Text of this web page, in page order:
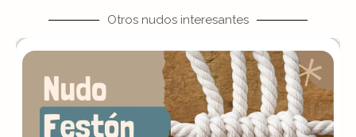
Otros nudos interesantes